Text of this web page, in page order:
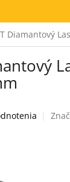
Diamantový